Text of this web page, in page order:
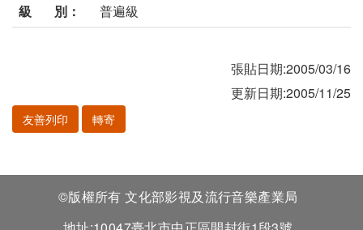
級 別：
普遍級
張貼日期:2005/03/16
更新日期:2005/11/25
友善列印 轉寄
©版權所有 文化部影視及流行音樂產業局